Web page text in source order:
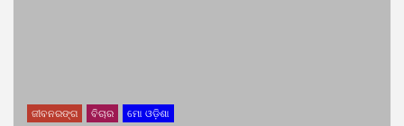
ଜୀବନରଙ୍ଗ ବିଚାର ମୋ ଓଡ଼ିଶା